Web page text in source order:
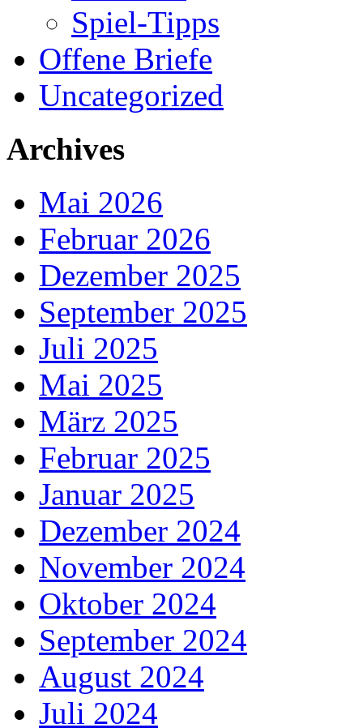
Spiel-Tipps
Offene Briefe
Uncategorized
Archives
Mai 2026
Februar 2026
Dezember 2025
September 2025
Juli 2025
Mai 2025
März 2025
Februar 2025
Januar 2025
Dezember 2024
November 2024
Oktober 2024
September 2024
August 2024
Juli 2024